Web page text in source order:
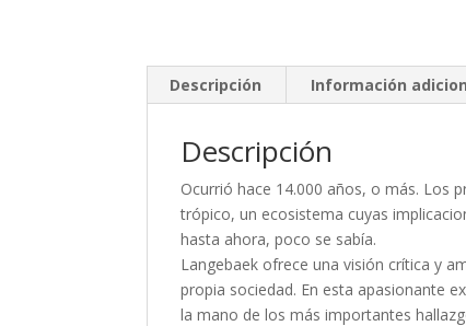
Descripción Información
Descripción
Ocurrió hace 14.000 años, o más. Los
trópico, un ecosistema cuyas
hasta ahora, poco se sabía.
Langebaek ofrece una visión crítica y
propia sociedad. En esta apasionante
la mano de los más importantes